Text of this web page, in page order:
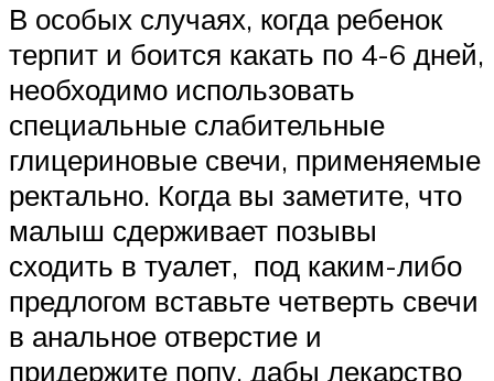
В особых случаях, когда ребенок
терпит и боится какать по 4-6 дней,
необходимо использовать
специальные слабительные
глицериновые свечи, применяемые
ректально. Когда вы заметите, что
малыш сдерживает позывы
сходить в туалет, под каким-либо
предлогом вставьте четверть свечи
в анальное отверстие и
придержите попу, дабы лекарство